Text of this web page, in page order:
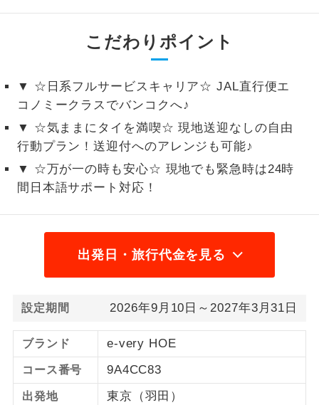
こだわりポイント
▼ ☆日系フルサービスキャリア☆ JAL直行便エ
コノミークラスでバンコクへ♪
▼ ☆気ままにタイを満喫☆ 現地送迎なしの自由
行動プラン！送迎付へのアレンジも可能♪
▼ ☆万が一の時も安心☆ 現地でも緊急時は24時
間日本語サポート対応！
出発日・旅行代金を見る
設定期間 2026年9月10日～2027年3月31日
ブランド e-very HOE
コース番号 9A4CC83
出発地 東京（羽田）
おひとり様参
おひとり様限定でご参加いただけるコー
スです。
1名様1室同代
1名様1室利用でも追加料金がかからない
コースです。
ご夫婦限定
ご夫婦限定でご参加いただけるコースで
す。
女性限定
女性限定でご参加いただけるコースで
す。
航空会社指定
ホテル指定
ご紹介するホテルを指定したコースで